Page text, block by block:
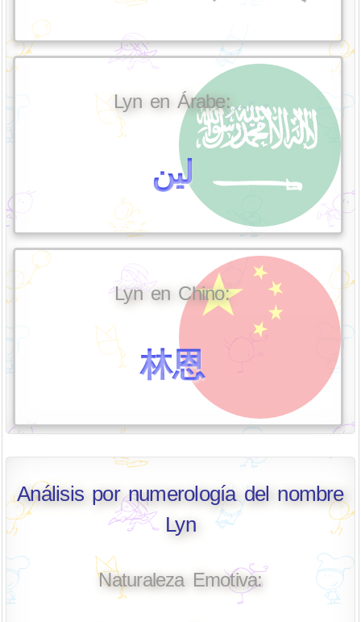
Lyn en Árabe:
لين
Lyn en Chino:
林恩
Análisis por numerología del nombre
Lyn
Naturaleza Emotiva: